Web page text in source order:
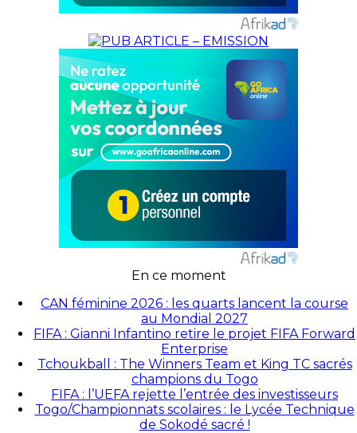
En ce moment
CAN féminine 2026 : les quarts lancent la course
au Mondial 2027
FIFA : Gianni Infantino retire le projet FIFA Forward
Enterprise
Tchoukball : The Winners Team et King TC sacrés
champions du Togo
FIFA : l’UEFA rejette l’entrée des investisseurs
Togo/Championnats scolaires : le Lycée Technique
de Sokodé sacré !